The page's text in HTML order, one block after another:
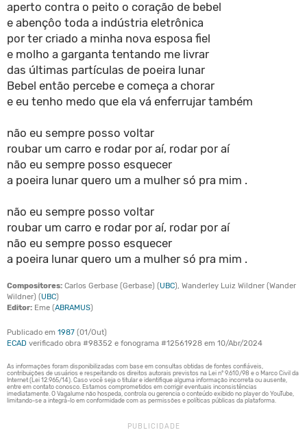
aperto contra o peito o coração de bebel
e abençôo toda a indústria eletrônica
por ter criado a minha nova esposa fiel
e molho a garganta tentando me livrar
das últimas partículas de poeira lunar
Bebel então percebe e começa a chorar
e eu tenho medo que ela vá enferrujar também
não eu sempre posso voltar
roubar um carro e rodar por aí, rodar por aí
não eu sempre posso esquecer
a poeira lunar quero um a mulher só pra mim .
não eu sempre posso voltar
roubar um carro e rodar por aí, rodar por aí
não eu sempre posso esquecer
a poeira lunar quero um a mulher só pra mim .
Compositores: Carlos Gerbase (Gerbase) (UBC), Wanderley Luiz Wildner (Wander
Wildner) (UBC)
Editor: Eme (ABRAMUS)
Publicado em 1987 (01/Out)
ECAD verificado obra #98352 e fonograma #12561928 em 10/Abr/2024